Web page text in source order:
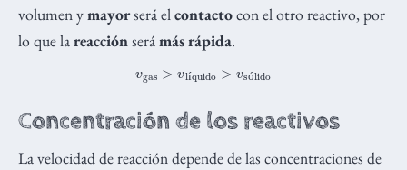
volumen ymayorserá elcontactocon el otro reactivo, por
lo que lareacciónserámás rápida.
í ó
v gas> vlíquido >v sólido
Concentración de los reactivos
La velocidad de reacción depende de las concentraciones de